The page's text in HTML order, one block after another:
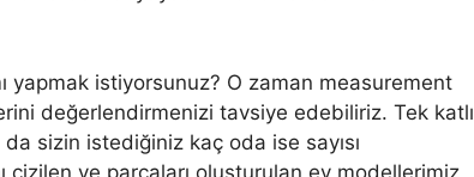
yapmak istiyorsunuz? O zaman measurement
değerlendirmenizi tavsiye edebiliriz. Tek katlı
sizin istediğiniz kaç oda ise sayısı
çizilen ve parçaları oluşturulan ev modellerimiz